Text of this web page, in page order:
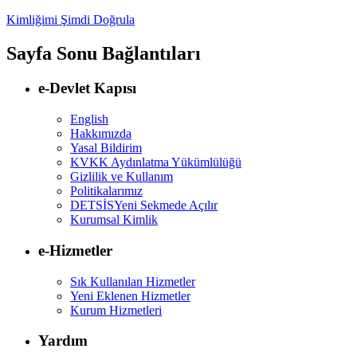
Kimliğimi Şimdi Doğrula
Sayfa Sonu Bağlantıları
e-Devlet Kapısı
English
Hakkımızda
Yasal Bildirim
KVKK Aydınlatma Yükümlülüğü
Gizlilik ve Kullanım
Politikalarımız
DETSİSYeni Sekmede Açılır
Kurumsal Kimlik
e-Hizmetler
Sık Kullanılan Hizmetler
Yeni Eklenen Hizmetler
Kurum Hizmetleri
Yardım